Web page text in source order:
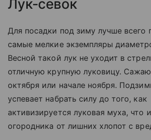
Лук-севок
Для посадки под зиму лучше всего
самые мелкие экземпляры
Весной такой лук не уходит в
отличную крупную луковицу.
октября или начале ноября.
успевает набрать силу до того, как
активизируется луковая муха, что
огородника от лишних хлопот с